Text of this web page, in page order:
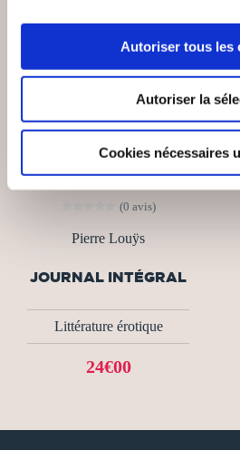
Autoriser tous les
Autoriser la
Cookies nécessaires
(0 avis)
Pierre Louÿs
JOURNAL INTÉGRAL
Littérature érotique
24€00